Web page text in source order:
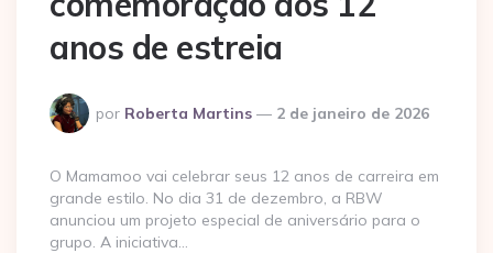
anos de estreia
Postado
por
por Roberta Martins 2 de janeiro de 2026
O Mamamoo vai celebrar seus 12 anos de carreira em
grande estilo. No dia 31 de dezembro, a RBW
anunciou um projeto especial de aniversário para o
grupo. A iniciativa…